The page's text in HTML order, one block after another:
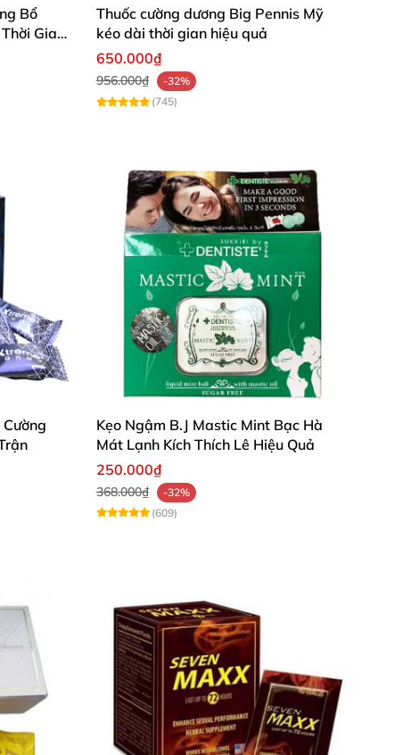
Thái Lan.Thông số sản phẩm
Bổ
Gian
Thuốc cường dương Big Pennis Mỹ
kéo dài thời gian hiệu quả
650.000₫
956.000₫
-32%
(745)
Kẹo Ngậm B.J Mastic Mint Bạc Hà
Mát Lạnh Kích Thích Lê Hiệu Quả
250.000₫
368.000₫
-32%
(609)